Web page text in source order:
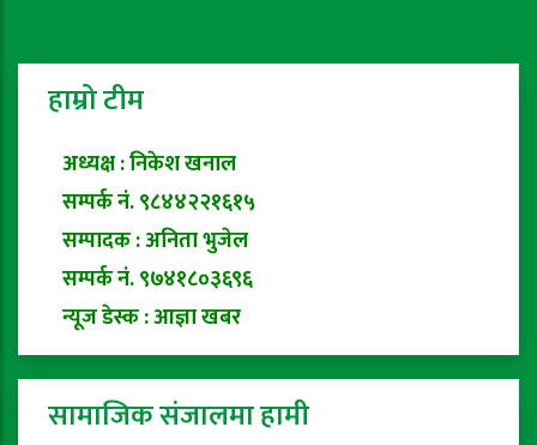
हाम्रो टीम
अध्यक्ष : निकेश खनाल
सम्पर्क नं. ९८४४२२१६१५
सम्पादक : अनिता भुजेल
सम्पर्क नं. ९७४१८०३६९६
न्यूज डेस्क : आज्ञा खबर
सामाजिक संजालमा हामी